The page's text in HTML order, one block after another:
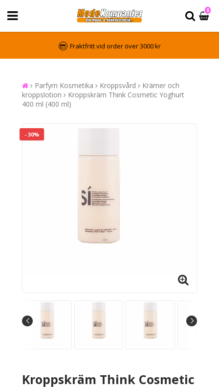
0
Fraktfritt vid order över 3000 kr
Parfym Kosmetika Kroppsvård
Krämer och
kroppslotion
Kroppskräm Think Cosmetic Yoghurt
400 ml (400 ml)
- 30%
Kroppskräm Think Cosmetic